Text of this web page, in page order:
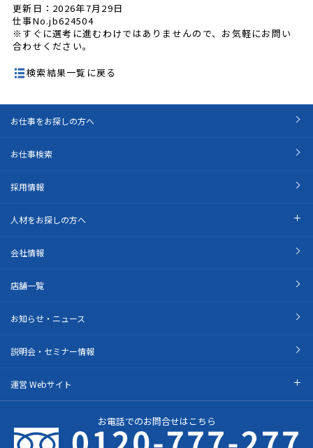
更新日：2026年7月29日
仕事No.jb624504
※すぐに選考に進むわけではありませんので、お気軽にお問い
合わせください。
検索結果一覧に戻る
お仕事をお探しの方へ
お仕事検索
採用情報
人材をお探しの方へ
会社情報
店舗一覧
お知らせ・ニュース
説明会・セミナー情報
運営 Webサイト
お電話でのお問合せはこちら